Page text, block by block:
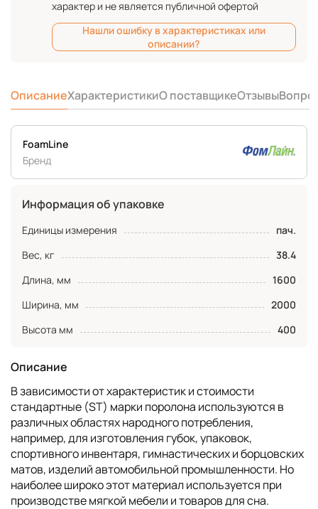
характер и не является публичной офертой
Нашли ошибку в характеристиках или
описании?
ОписаниеХарактеристикиО поставщикеОтзывы
Описание
В зависимости от характеристик и стоимости
стандартные (ST) марки поролона используются в
различных областях народного потребления,
например, для изготовления губок, упаковок,
спортивного инвентаря, гимнастических и борцовских
матов, изделий автомобильной промышленности. Но
наиболее широко этот материал используется при
производстве мягкой мебели и товаров для сна.
FoamLine
Бренд
Информация об упаковке
Единицы измерения
пач.
Вес, кг
38.4
Длина, мм
1600
Ширина, мм
2000
Высота мм
400